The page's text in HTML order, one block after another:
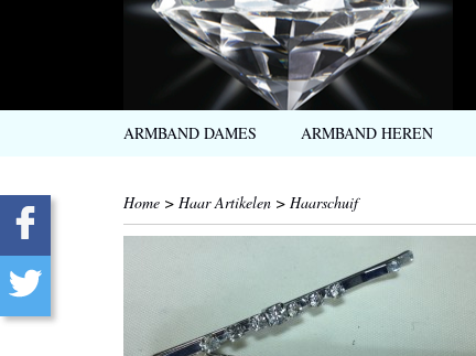
ARMBAND DAMES ARMBAND HEREN
Home > Haar Artikelen > Haarschuif